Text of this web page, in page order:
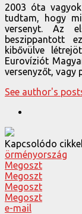
2003 óta
tudtam, hogy
versenyt. Az
beszippantott
kibővülve
Eurovíziót
versenyzőt, vagy
See author's
Kapcsolódo
örményország
Megoszt
Megoszt
Megoszt
Megoszt
e-mail